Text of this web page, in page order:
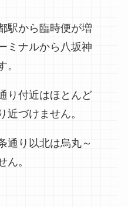
駅から臨時便が増
ミナルから八坂神
。
り付近はほとんど
近づけません。
通り以北は烏丸～
ん。